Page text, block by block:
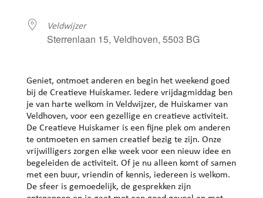
Veldwijzer
Sterrenlaan 15, Veldhoven, 5503 BG
Geniet, ontmoet anderen en begin het weekend goed
bij de Creatieve Huiskamer. Iedere vrijdagmiddag ben
je van harte welkom in Veldwijzer, de Huiskamer van
Veldhoven, voor een gezellige en creatieve activiteit.
De Creatieve Huiskamer is een fijne plek om anderen
te ontmoeten en samen creatief bezig te zijn. Onze
vrijwilligers zorgen elke week voor een nieuw idee en
begeleiden de activiteit. Of je nu alleen komt of samen
met een buur, vriendin of kennis, iedereen is welkom.
De sfeer is gemoedelijk, de gesprekken zijn